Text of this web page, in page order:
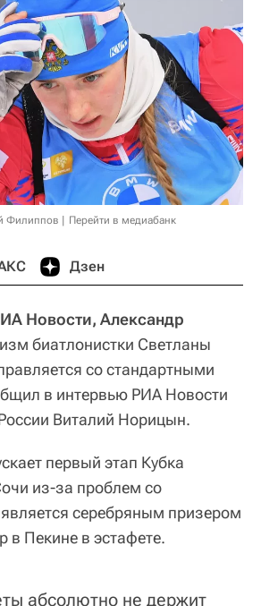
Филиппов Перейти в медиабанк
Дзен
Новости, Александр
биатлонистки Светланы
со стандартными
в интервью РИА Новости
Виталий Норицын.
первый этап Кубка
из-за проблем со
серебряным призером
в Пекине в эстафете.
абсолютно не держит